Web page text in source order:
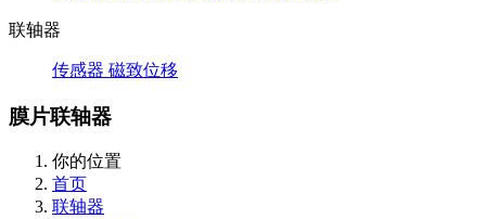
联轴器
传感器 磁致位移
膜片联轴器
你的位置
首页
联轴器